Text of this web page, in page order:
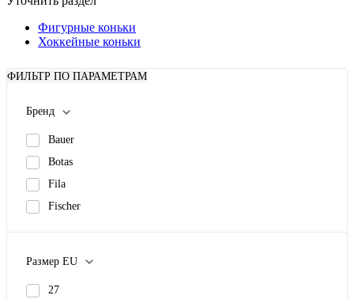
Фигурные коньки
Хоккейные коньки
ФИЛЬТР ПО ПАРАМЕТРАМ
Бренд
Bauer
Botas
Fila
Fischer
Размер EU
27